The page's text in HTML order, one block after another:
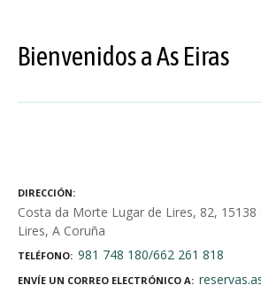
Bienvenidos a As Eiras
DIRECCIÓN
Costa da Morte Lugar de Lires, 82, 15138
Lires, A Coruña
TELÉFONO 981 748 180/662 261 818
ENVÍE UN CORREO ELECTRÓNICO A